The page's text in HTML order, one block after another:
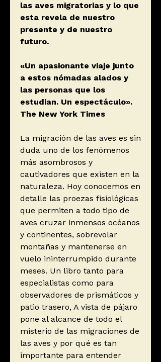
las aves migratorias y lo que
esta revela de nuestro
presente y de nuestro
futuro.
«Un apasionante viaje junto
a estos nómadas alados y
las personas que los
estudian. Un espectáculo».
The New York Times
La migración de las aves es sin
duda uno de los fenómenos
más asombrosos y
cautivadores que existen en la
naturaleza. Hoy conocemos en
detalle las proezas fisiológicas
que permiten a todo tipo de
aves cruzar inmensos océanos
y continentes, sobrevolar
montañas y mantenerse en
vuelo ininterrumpido durante
meses. Un libro tanto para
especialistas como para
observadores de prismáticos y
patio trasero, A vista de pájaro
pone al alcance de todo el
misterio de las migraciones de
las aves y por qué es tan
importante para entender